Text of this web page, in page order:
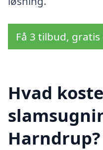
Få 3 tilbud,
Hvad
Harndrup?